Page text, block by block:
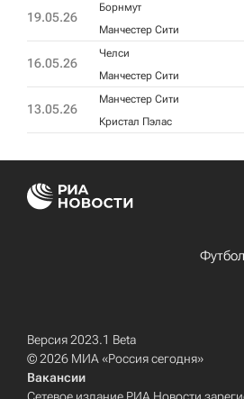
19.05.26
Борнмут
Манчестер Сити
16.05.26
Челси
Манчестер Сити
13.05.26
Манчестер Сити
Кристал Пэлас
Футбол
Версия 2023.1 Beta
© 2026 МИА «Россия сегодня»
Вакансии